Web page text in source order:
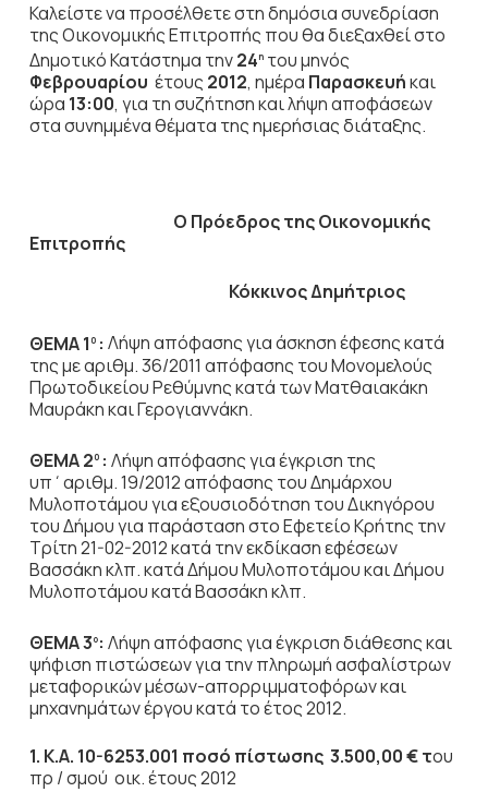
Καλείστε να προσέλθετε στη δημόσια συνεδρίαση
της Οικονομικής Επιτροπής που θα διεξαχθεί στο
Δημοτικό Κατάστημα την24ητου μηνός
Φεβρουαρίου έτους 2012, ημέρα Παρασκευήκαι
ώρα 13:00, για τη συζήτησηκαι λήψη αποφάσεων
στα συνημμένα θέματα της ημερήσιας διάταξης.
Ο Πρόεδροςτης Οικονομικής
Επιτροπής
Κόκκινος Δημήτριος
ΘΕΜΑ 1 0 : Λήψη απόφασης για άσκηση έφεσης κατά
της με αριθμ. 36/2011 απόφασης του Μονομελούς
Πρωτοδικείου Ρεθύμνης κατά των Ματθαιακάκη
Μαυράκη και Γερογιαννάκη.
ΘΕΜΑ 20 : Λήψη απόφασης για έγκριση της
υπ΄αριθμ. 19/2012 απόφασης του Δημάρχου
Μυλοποτάμου για εξουσιοδότηση του Δικηγόρου
του Δήμου για παράσταση στο Εφετείο Κρήτης την
Τρίτη 21-02-2012 κατά την εκδίκαση εφέσεων
Βασσάκη κλπ. κατά Δήμου Μυλοποτάμου και Δήμου
Μυλοποτάμου κατά Βασσάκη κλπ.
ΘΕΜΑ 3ο: Λήψη απόφασης για έγκριση διάθεσης και
ψήφιση πιστώσεων για την πληρωμή ασφαλίστρων
μεταφορικών μέσων-απορριμματοφόρων και
μηχανημάτων έργου κατά το έτος 2012.
1. Κ.Α. 10-6253.001 ποσό πίστωσης 3.500,00 € του
πρ / σμού οικ. έτους 2012